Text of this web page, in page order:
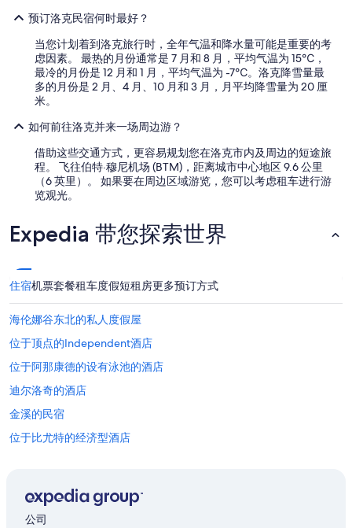
款。预订洛克民宿何时最好？
当您计划着到洛克旅行时，全年气温和降水量可能是重要的考
虑因素。 最热的月份通常是 7 月和 8 月，平均气温为 15℃，
最冷的月份是 12 月和 1 月，平均气温为 -7℃。洛克降雪量最
多的月份是 2 月、4 月、10 月和 3 月，月平均降雪量为 20 厘
米。
如何前往洛克并来一场周边游？
借助这些交通方式，更容易规划您在洛克市内及周边的短途旅
程。 飞往伯特·穆尼机场 (BTM)，距离城市中心地区 9.6 公里
（6 英里）。 如果要在周边区域游览，您可以考虑租车进行游
览观光。
Expedia 带您探索世界
住宿机票套餐租车度假短租房更多预订方式
海伦娜谷东北的私人度假屋
位于顶点的Independent酒店
位于阿那康德的设有泳池的酒店
迪尔洛奇的酒店
金溪的民宿
位于比尤特的经济型酒店
海伦娜西区的酒店
公司